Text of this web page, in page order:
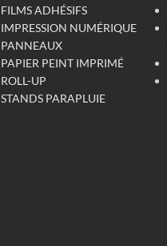
FILMS ADHÉSIFS
IMPRESSION NUMÉRIQUE
PANNEAUX
PAPIER PEINT IMPRIMÉ
ROLL-UP
STANDS PARAPLUIE